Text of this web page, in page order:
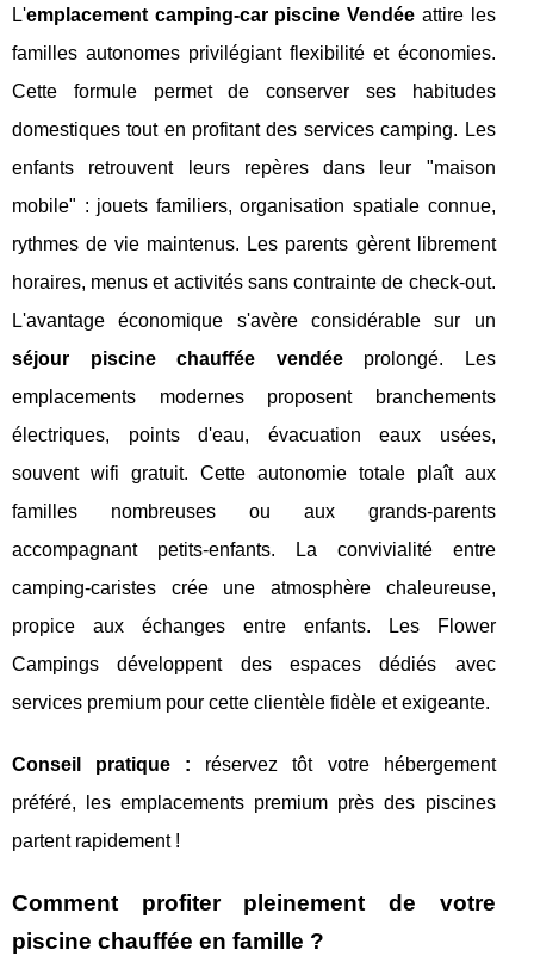
L'emplacement camping-car piscine Vendée attire les
familles autonomes privilégiant flexibilité et économies.
Cette formule permet de conserver ses habitudes
domestiques tout en profitant des services camping. Les
enfants retrouvent leurs repères dans leur "maison
mobile" : jouets familiers, organisation spatiale connue,
rythmes de vie maintenus. Les parents gèrent librement
horaires, menus et activités sans contrainte de check-out.
L'avantage économique s'avère considérable sur un
séjour piscine chauffée vendéeprolongé. Les
emplacements modernes proposent branchements
électriques, points d'eau, évacuation eaux usées,
souvent wifi gratuit. Cette autonomie totale plaît aux
familles nombreuses ou aux grands-parents
accompagnant petits-enfants. La convivialité entre
camping-caristes crée une atmosphère chaleureuse,
propice aux échanges entre enfants. Les Flower
Campings développent des espaces dédiés avec
services premium pour cette clientèle fidèle et exigeante.
Conseil pratique : réservez tôt votre hébergement
préféré, les emplacements premium près des piscines
partent rapidement !
Comment profiter pleinement de votre
piscine chauffée en famille ?